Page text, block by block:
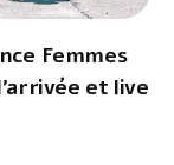
Femmes
et live